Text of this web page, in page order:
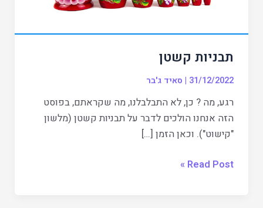
תבניות קשטן
31/12/2022
| סאיד ג'בר
רגע, מה ? כן, לא התבלבלנו, מה שקראתם, בפוסט
הזה אנחנו הולכים לדבר על תבניות קשטן (מלשון
"קישוט"). וכאן הזמן […]
Read Post »